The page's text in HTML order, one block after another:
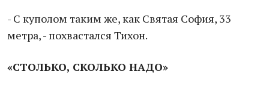
- С куполом таким же, как Святая София, 33
метра, - похвастался Тихон.
«СТОЛЬКО, СКОЛЬКО НАДО»